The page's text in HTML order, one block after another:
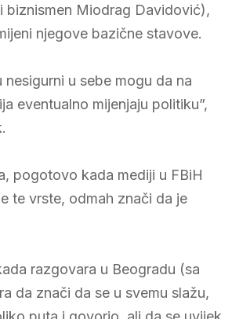
biznismen Miodrag Davidović),
njegove bazične stavove.
nesigurni u sebe mogu da na
eventualno mijenjaju politiku”,
pogotovo kada mediji u FBiH
te vrste, odmah znači da je
razgovara u Beogradu (sa
da znači da se u svemu slažu,